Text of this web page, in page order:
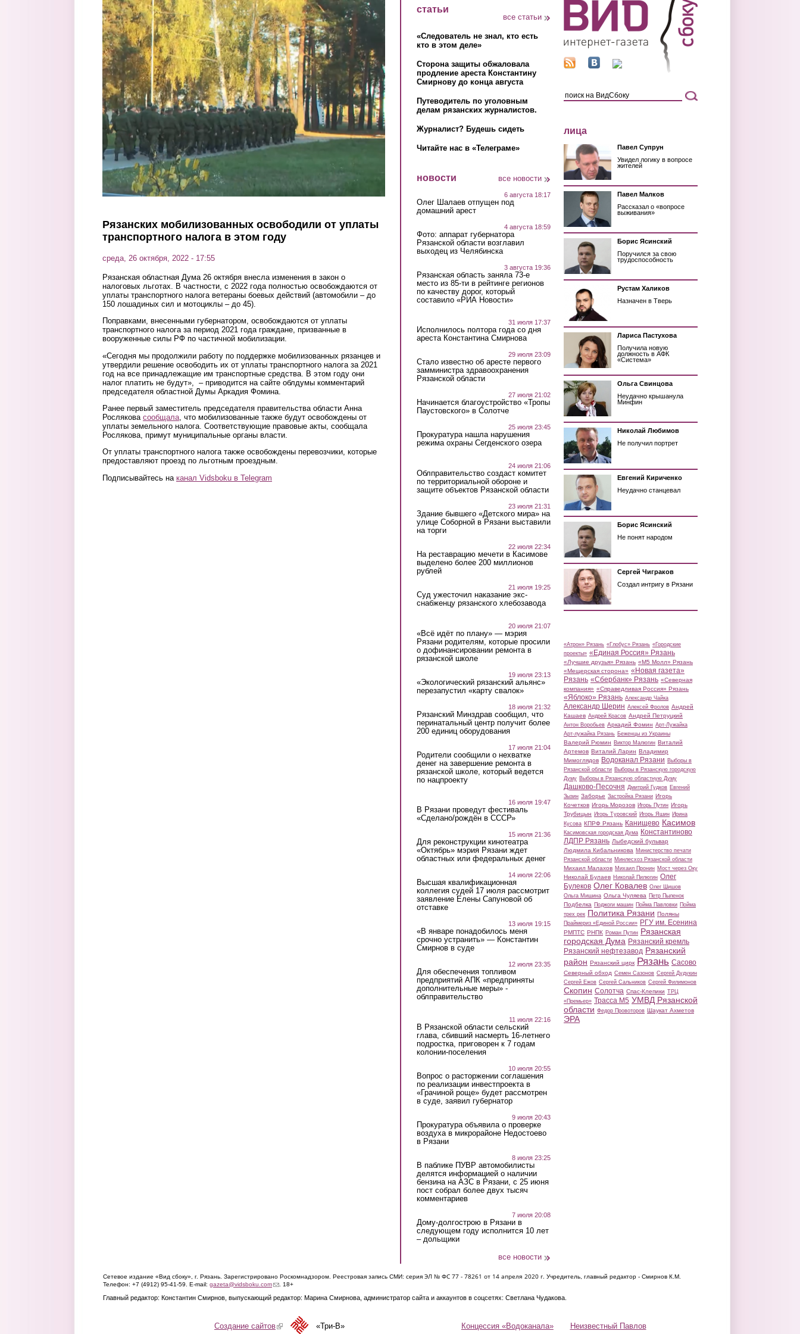
Перейти к основному содержанию
Рязанских мобилизованных освободили от уплаты
транспортного налога в этом году
среда, 26 октября, 2022 - 17:55
Рязанская областная Дума 26 октября внесла изменения в закон о
налоговых льготах. В частности, с 2022 года полностью освобождаются от
уплаты транспортного налога ветераны боевых действий (автомобили – до
150 лошадиных сил и мотоциклы – до 45).
Поправками, внесенными губернатором, освобождаются от уплаты
транспортного налога за период 2021 года граждане, призванные в
вооруженные силы РФ по частичной мобилизации.
«Сегодня мы продолжили работу по поддержке мобилизованных рязанцев и
утвердили решение освободить их от уплаты транспортного налога за 2021
год на все принадлежащие им транспортные средства. В этом году они
налог платить не будут», – приводится на сайте облдумы комментарий
председателя областной Думы Аркадия Фомина.
Ранее первый заместитель председателя правительства области Анна
Рослякова сообщала , что мобилизованные также будут освобождены от
уплаты земельного налога. Соответствующие правовые акты, сообщала
Рослякова, примут муниципальные органы власти.
От уплаты транспортного налога также освобождены перевозчики, которые
предоставляют проезд по льготным проездным.
Подписывайтесь на канал Vidsboku в Telegram
статьи
все статьи
«Следователь не знал, кто есть
кто в этом деле»
Сторона защиты обжаловала
продление ареста Константину
Смирнову до конца августа
Путеводитель по уголовным
делам рязанских журналистов.
Журналист? Будешь сидеть
Читайте нас в «Телеграме»
новости все новости
6 августа 18:17
Олег Шалаев отпущен под
домашний арест
4 августа 18:59
Фото: аппарат губернатора
Рязанской области возглавил
выходец из Челябинска
3 августа 19:36
Рязанская область заняла 73-е
место из 85-ти в рейтинге регионов
по качеству дорог, который
составило «РИА Новости»
31 июля 17:37
Исполнилось полтора года со дня
ареста Константина Смирнова
29 июля 23:09
Стало известно об аресте первого
замминистра здравоохранения
Рязанской области
27 июля 21:02
Начинается благоустройство «Тропы
Паустовского» в Солотче
25 июля 23:45
Прокуратура нашла нарушения
режима охраны Сегденского озера
24 июля 21:06
Облправительство создаст комитет
по территориальной обороне и
защите объектов Рязанской области
23 июля 21:31
Здание бывшего «Детского мира» на
улице Соборной в Рязани выставили
на торги
22 июля 22:34
На реставрацию мечети в Касимове
выделено более 200 миллионов
рублей
21 июля 19:25
Суд ужесточил наказание экс-
снабженцу рязанского хлебозавода
20 июля 21:07
«Всё идёт по плану» — мэрия
Рязани родителям, которые просили
о дофинансировании ремонта в
рязанской школе
19 июля 23:13
«Экологический рязанский альянс»
перезапустил «карту свалок»
18 июля 21:32
Рязанский Минздрав сообщил, что
перинатальный центр получит более
200 единиц оборудования
17 июля 21:04
Родители сообщили о нехватке
денег на завершение ремонта в
рязанской школе, который ведется
по нацпроекту
16 июля 19:47
В Рязани проведут фестиваль
«Сделано/рождён в СССР»
15 июля 21:36
Для реконструкции кинотеатра
«Октябрь» мэрия Рязани ждет
областных или федеральных денег
14 июля 22:06
Высшая квалификационная
коллегия судей 17 июля рассмотрит
заявление Елены Сапуновой об
отставке
13 июля 19:15
«В январе понадобилось меня
срочно устранить» — Константин
Смирнов в суде
12 июля 23:35
Для обеспечения топливом
предприятий АПК «предприняты
дополнительные меры» -
облправительство
11 июля 22:16
В Рязанской области сельский
глава, сбивший насмерть 16-летнего
подростка, приговорен к 7 годам
колонии-поселения
10 июля 20:55
Вопрос о расторжении соглашения
по реализации инвестпроекта в
«Грачиной роще» будет рассмотрен
в суде, заявил губернатор
9 июля 20:43
Прокуратура объявила о проверке
воздуха в микрорайоне Недостоево
в Рязани
8 июля 23:25
В паблике ПУВР автомобилисты
делятся информацией о наличии
бензина на АЗС в Рязани, с 25 июня
пост собрал более двух тысяч
комментариев
7 июля 20:08
Дому-долгострою в Рязани в
следующем году исполнится 10 лет
– дольщики
все новости
лица
Павел Супрун
Увидел логику в вопросе
жителей
Павел Малков
Рассказал о «вопросе
выживания»
Борис Ясинский
Поручился за свою
трудоспособность
Рустам Халиков
Назначен в Тверь
Лариса Пастухова
Получила новую
должность в АФК
«Система»
Ольга Свинцова
Неудачно крышанула
Минфин
Николай Любимов
Не получил портрет
Евгений Кириченко
Неудачно станцевал
Борис Ясинский
Не понят народом
Сергей Чиграков
Создал интригу в Рязани
«Атрон» Рязань «Глобус» Рязань «Городские
проекты» «Единая Россия» Рязань
«Лучшие друзья» Рязань «М5 Молл» Рязань
«Мещерская сторона» «Новая газета»
Рязань «Сбербанк» Рязань «Северная
компания» «Справедливая Россия» Рязань
«Яблоко» Рязань Александр Чайка
Александр Шерин Алексей Фролов Андрей
Кашаев Андрей Красов Андрей Петруцкий
Антон Воробьев Аркадий Фомин Арт-Лужайка
Арт-лужайка Рязань Беженцы из Украины
Валерий Рюмин Виктор Малюгин Виталий
Артемов Виталий Ларин Владимир
Мимоглядов Водоканал Рязани Выборы в
Рязанской области Выборы в Рязанскую городскую
Думу Выборы в Рязанскую областную Думу
Дашково-Песочня Дмитрий Гудков Евгений
Зызин Заборье Застройка Рязани Игорь
Кочетков Игорь Морозов Игорь Путин Игорь
Трубицын Игорь Туровский Игорь Яшин Ирина
Кусова КПРФ Рязань Канищево Касимов
Касимовская городская Дума Константиново
ЛДПР Рязань Лыбедский бульвар
Людмила Кибальникова Министерство печати
Рязанской области Минлесхоз Рязанской области
Михаил Малахов Михаил Пронин Мост через Оку
Николай Булаев Николай Пилюгин Олег
Булеков Олег Ковалев Олег Шишов
Ольга Мишина Ольга Чуляева Петр Пыленок
Подбелка Поджоги машин Пойма Павловки Пойма
трех рек Политика Рязани Поляны
Праймериз «Единой России» РГУ им. Есенина
РМПТС РНПК Роман Путин Рязанская
городская Дума Рязанский кремль
Рязанский нефтезавод Рязанский
район Рязанский цирк Рязань Сасово
Северный обход Семен Сазонов Сергей Дудукин
Сергей Ежов Сергей Сальников Сергей Филимонов
Скопин Солотча Спас-Клепики ТРЦ
«Премьер» Трасса М5 УМВД Рязанской
области Федор Провоторов Шаукат Ахметов
ЭРА
Сетевое издание «Вид сбоку», г. Рязань. Зарегистрировано Роскомнадзором. Реестровая запись СМИ: серия ЭЛ № ФС 77 - 78261 от 14 апреля 2020 г. Учредитель, главный редактор - Смирнов К.М.
Телефон: +7 (4912) 95-41-59. E-mail: gazeta@vidsboku.com(link sends e-mail)
. 18+
Главный редактор: Константин Смирнов, выпускающий редактор: Марина Смирнова, администратор сайта и аккаунтов в соцсетях: Светлана Чудакова.
Концессия «Водоканала» Неизвестный Павлов
Создание сайтов(link is external)«Три-В»